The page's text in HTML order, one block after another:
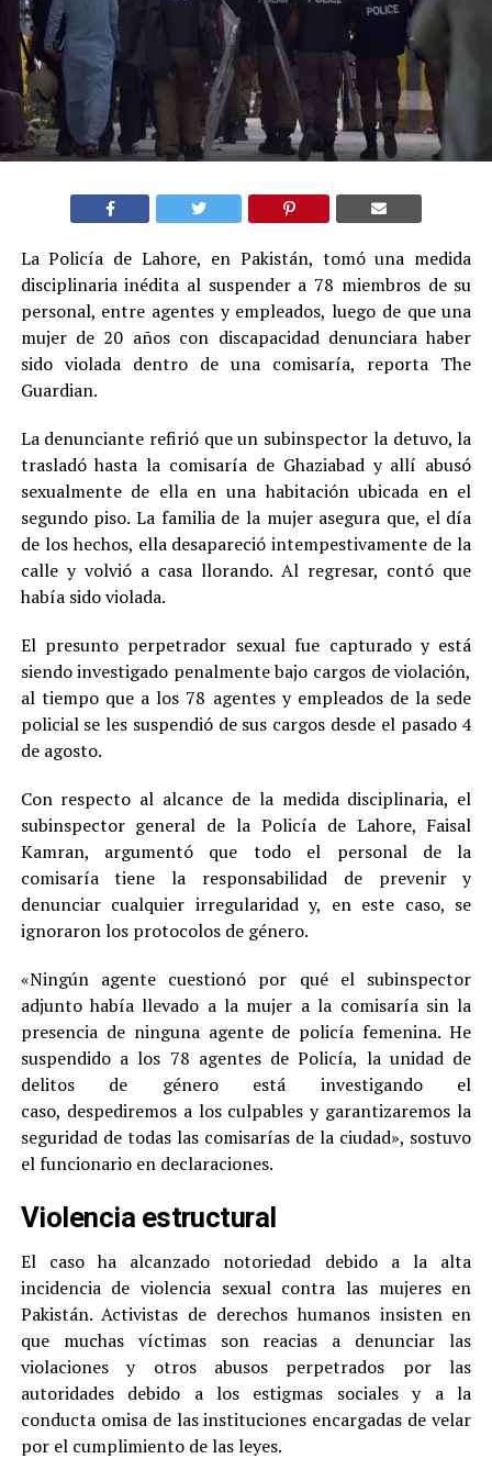
La Policía de Lahore, en Pakistán, tomó una medida
disciplinaria inédita al suspender a 78 miembros de su
personal, entre agentes y empleados, luego de que una
mujer de 20 años con discapacidad denunciara haber
sido violada dentro de una comisaría, reporta The
Guardian.
La denunciante refirió que un subinspector la detuvo, la
trasladó hasta la comisaría de Ghaziabad y allí abusó
sexualmente de ella en una habitación ubicada en el
segundo piso. La familia de la mujer asegura que, el día
de los hechos, ella desapareció intempestivamente de la
calle y volvió a casa llorando. Al regresar, contó que
había sido violada.
El presunto perpetrador sexual fue capturado y está
siendo investigado penalmente bajo cargos de violación,
al tiempo que a los 78 agentes y empleados de la sede
policial se les suspendió de sus cargos desde el pasado 4
de agosto.
Con respecto al alcance de la medida disciplinaria, el
subinspector general de la Policía de Lahore, Faisal
Kamran, argumentó que todo el personal de la
comisaría tiene la responsabilidad de prevenir y
denunciar cualquier irregularidad y, en este caso, se
ignoraron los protocolos de género.
«Ningún agente cuestionó por qué el subinspector
adjunto había llevado a la mujer a la comisaría sin la
presencia de ninguna agente de policía femenina. He
suspendido a los 78 agentes de Policía, la unidad de
delitos de género está investigando el
caso, despediremos a los culpables y garantizaremos la
seguridad de todas las comisarías de la ciudad», sostuvo
el funcionario en declaraciones.
Violencia estructural
El caso ha alcanzado notoriedad debido a la alta
incidencia de violencia sexual contra las mujeres en
Pakistán. Activistas de derechos humanos insisten en
que muchas víctimas son reacias a denunciar las
violaciones y otros abusos perpetrados por las
autoridades debido a los estigmas sociales y a la
conducta omisa de las instituciones encargadas de velar
por el cumplimiento de las leyes.